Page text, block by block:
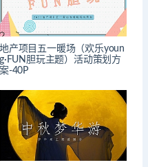
地产项目五一暖场（欢乐youn
g·FUN胆玩主题）活动策划方
案-40P